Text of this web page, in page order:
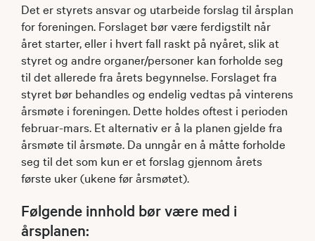
Det er styrets ansvar og utarbeide forslag til årsplan
for foreningen. Forslaget bør være ferdigstilt når
året starter, eller i hvert fall raskt på nyåret, slik at
styret og andre organer/personer kan forholde seg
til det allerede fra årets begynnelse. Forslaget fra
styret bør behandles og endelig vedtas på vinterens
årsmøte i foreningen. Dette holdes oftest i perioden
februar-mars. Et alternativ er å la planen gjelde fra
årsmøte til årsmøte. Da unngår en å måtte forholde
seg til det som kun er et forslag gjennom årets
første uker (ukene før årsmøtet).​
Følgende innhold bør være med i
årsplanen: